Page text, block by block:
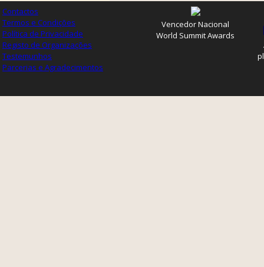
Contactos
Termos e Condições
Política de Privacidade
Registo de Organizações
Testemunhos
Parcerias e Agradecimentos
Vencedor Nacional
World Summit Awards